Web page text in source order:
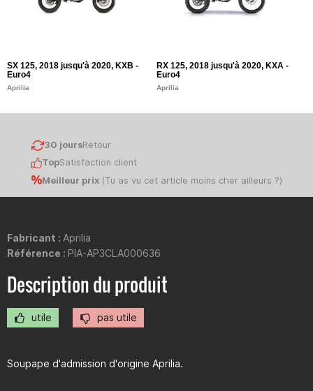
SX 125, 2018 jusqu'à 2020, KXB -
Euro4
Aprilia
RX 125, 2018 jusqu'à 2020, KXA -
Euro4
Aprilia
30 joursRetour
TopSatisfaction client
Meilleur prix(Tu as vu cet article moins cher ailleurs ?)
Fabricant : Aprilia
Référence : PIA-AP3CLA000636
Description du produit
utile pas utile
Soupape d'admission d'origine Aprilia.